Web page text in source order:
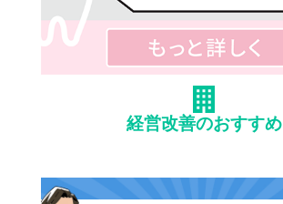
経営改善のおすすめ